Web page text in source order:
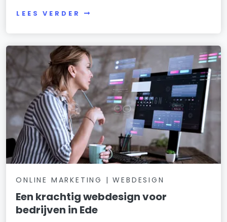
LEES VERDER
ONLINE MARKETING | WEBDESIGN
Een krachtig webdesign voor
bedrijven in Ede